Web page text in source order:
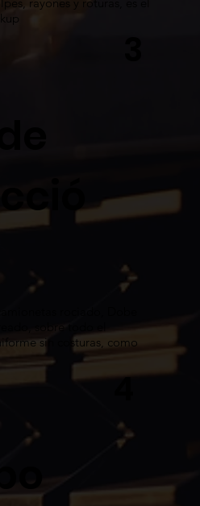
4
sobre todo el
sin costuras, como